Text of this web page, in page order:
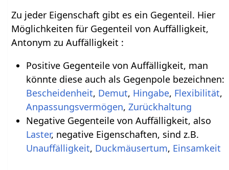
Zu jeder Eigenschaft gibt es ein Gegenteil. Hier
Möglichkeiten für Gegenteil von Auffälligkeit,
Antonym zu Auffälligkeit :
Positive Gegenteile von Auffälligkeit, man
könnte diese auch als Gegenpole bezeichnen:
Bescheidenheit, Demut, Hingabe, Flexibilität,
Anpassungsvermögen, Zurückhaltung
Negative Gegenteile von Auffälligkeit, also
Laster, negative Eigenschaften, sind z.B.
Unauffälligkeit, Duckmäusertum, Einsamkeit